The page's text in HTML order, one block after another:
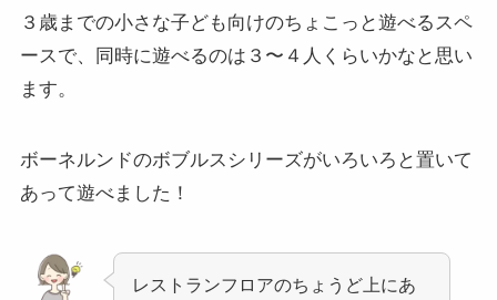
３歳までの小さな子ども向けのちょこっと遊べるスペ
ースで、同時に遊べるのは３〜４人くらいかなと思い
ます。
ボーネルンドのボブルスシリーズがいろいろと置いて
あって遊べました！
レストランフロアのちょうど上にあ